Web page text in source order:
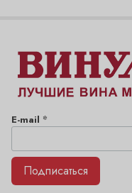
E-mail *
Подписаться